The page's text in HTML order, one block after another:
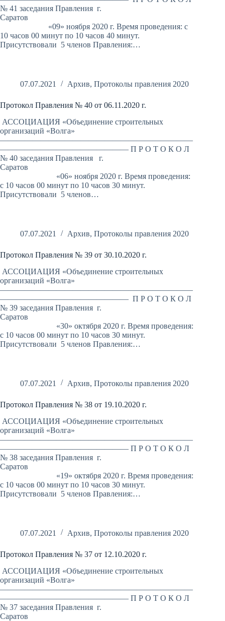
№ 41 заседания Правления г.
Саратов
«09» ноября 2020 г. Время проведения: с
10 часов 00 минут по 10 часов 40 минут.
Присутствовали 5 членов Правления:…
07.07.2021 Архив, Протоколы правления 2020
Протокол Правления № 40 от 06.11.2020 г.
АССОЦИАЦИЯ «Объединение строительных
организаций «Волга»
————————————————————————
———————————————— П Р О Т О К О Л
№ 40 заседания Правления г.
Саратов
«06» ноября 2020 г. Время проведения:
с 10 часов 00 минут по 10 часов 30 минут.
Присутствовали 5 членов…
07.07.2021 Архив, Протоколы правления 2020
Протокол Правления № 39 от 30.10.2020 г.
АССОЦИАЦИЯ «Объединение строительных
организаций «Волга»
————————————————————————
———————————————— П Р О Т О К О Л
№ 39 заседания Правления г.
Саратов
«30» октября 2020 г. Время проведения:
с 10 часов 00 минут по 10 часов 30 минут.
Присутствовали 5 членов Правления:…
07.07.2021 Архив, Протоколы правления 2020
Протокол Правления № 38 от 19.10.2020 г.
АССОЦИАЦИЯ «Объединение строительных
организаций «Волга»
————————————————————————
———————————————— П Р О Т О К О Л
№ 38 заседания Правления г.
Саратов
«19» октября 2020 г. Время проведения:
с 10 часов 00 минут по 10 часов 30 минут.
Присутствовали 5 членов Правления:…
07.07.2021 Архив, Протоколы правления 2020
Протокол Правления № 37 от 12.10.2020 г.
АССОЦИАЦИЯ «Объединение строительных
организаций «Волга»
————————————————————————
———————————————— П Р О Т О К О Л
№ 37 заседания Правления г.
Саратов